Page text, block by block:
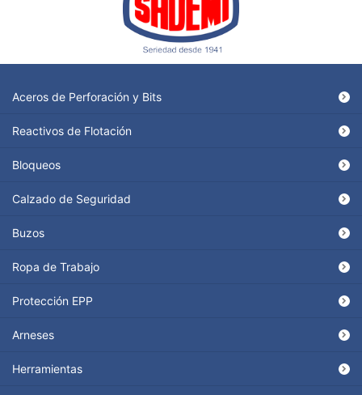
Aceros de Perforación y Bits
Reactivos de Flotación
Bloqueos
Calzado de Seguridad
Buzos
Ropa de Trabajo
Protección EPP
Arneses
Herramientas